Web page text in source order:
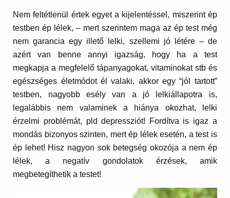
Nem feltétlenül értek egyet a kijelentéssel, miszerint ép
testben ép lélek, – mert szerintem maga az ép test még
nem garancia egy illető lelki, szellemi jó létére – de
azért van benne annyi igazság, hogy ha a test
megkapja a megfelelő tápanyagokat, vitaminokat stb és
egészséges életmódot él valaki, akkor egy “jól tartott”
testben, nagyobb esély van a jó lelkiállapotra is,
legalábbis nem valaminek a hiánya okozhat, lelki
érzelmi problémát, pld depressziót! Fordítva is igaz a
mondás bizonyos szinten, mert ép lélek esetén, a test is
ép lehet! Hisz nagyon sok betegség okozója a nem ép
lélek, a negatív gondolatok érzések, amik
megbetegíthetik a testet!